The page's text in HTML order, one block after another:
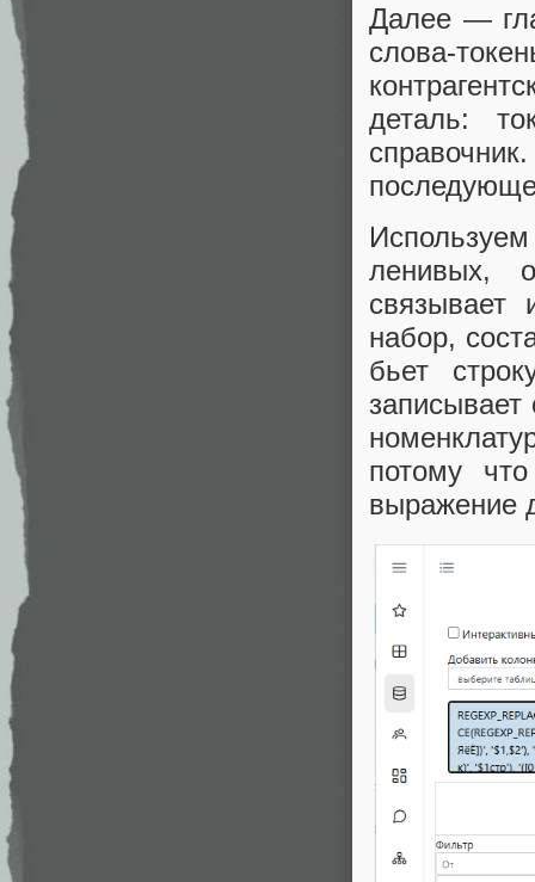
Далее —
слова-
деталь:
ленивых,
набор,
бьет
записывает
потому
выражение